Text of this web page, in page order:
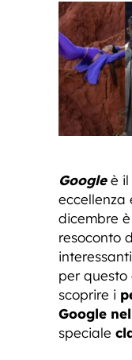
Googleè il
eccellenza
dicembre
resoconto
per
scoprire i
Google
speciale